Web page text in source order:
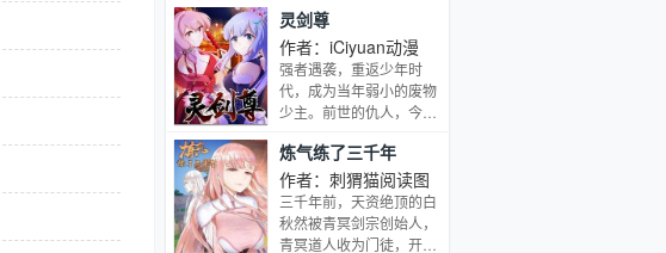
子竟是第一天才， 踢个球
把重生后的武帝踢到怀疑
人生 看着废物的小弟是个
陨落的天才 这个宗门，全
是妖孽啊…… 上苍要我末
灵剑尊
作者：iCiyuan动漫
强者遇袭，重返少年时
代，成为当年弱小的废物
少主。前世的仇人，今
遗憾，今生，一定要弥
补！待到灵剑长啸之时，
天地三界，我为至尊！若
有不从者，一剑，杀之！
[展开]
炼气练了三千年
作者：刺猬猫阅读图
三千年前，天资绝顶的白
秋然被青冥剑宗创始人，
青冥道人收为门徒，开始